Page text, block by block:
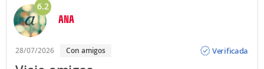
6.2
ANA
28/07/2026 Con amigos
Verificada